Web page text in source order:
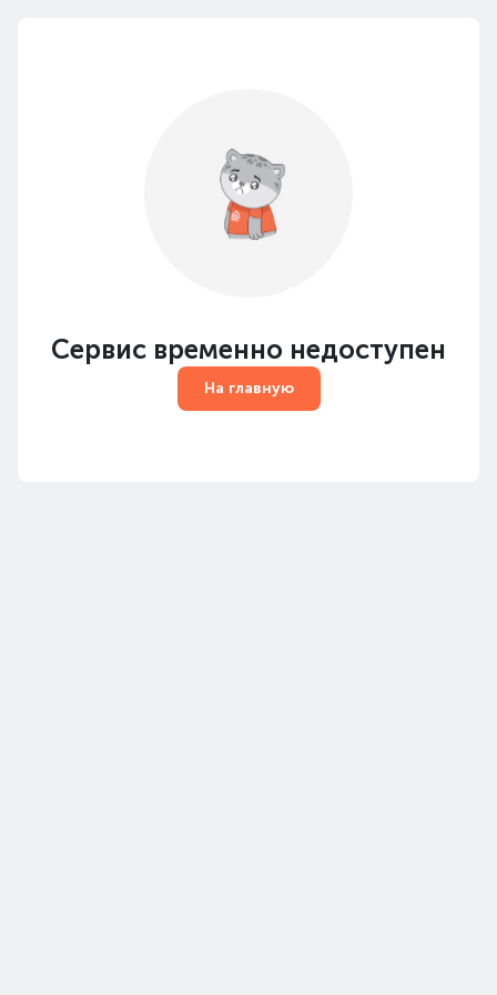
Сервис временно недоступен
На главную